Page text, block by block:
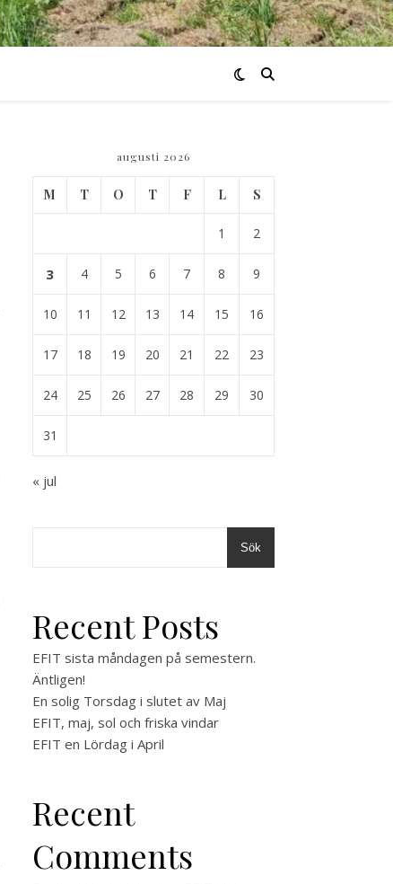
augusti 2026
M T O T F L S
1 2
3 4 5 6 7 8 9
10 11 12 13 14 15 16
17 18 19 20 21 22 23
24 25 26 27 28 29 30
31
« jul
Sök
Recent Posts
EFIT sista måndagen på semestern.
Äntligen!
En solig Torsdag i slutet av Maj
EFIT, maj, sol och friska vindar
EFIT en Lördag i April
Recent
Comments